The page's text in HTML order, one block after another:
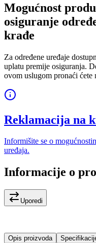
Mogućnost
osiguranje
krađe
Za određene uređaje
uplatu premije osiguranja.
ovom uslugom pronaći ćete
Reklamacija na
Informišite se o
uređaja.
Informacije o
Uporedi
Opis proizvoda